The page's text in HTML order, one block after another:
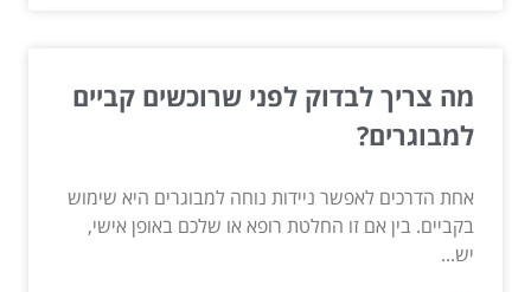
מה צריך לבדוק לפני שרוכשים קביים
למבוגרים?
אחת הדרכים לאפשר ניידות נוחה למבוגרים היא שימוש
בקביים. בין אם זו החלטת רופא או שלכם באופן אישי,
יש...